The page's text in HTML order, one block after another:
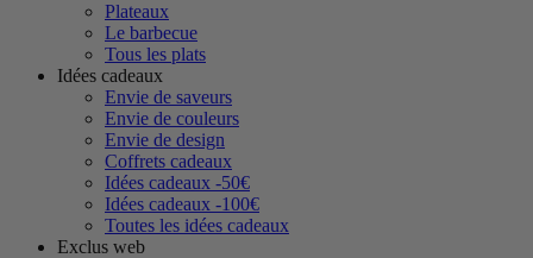
Plateaux
Le barbecue
Tous les plats
Idées cadeaux
Envie de saveurs
Envie de couleurs
Envie de design
Coffrets cadeaux
Idées cadeaux -50€
Idées cadeaux -100€
Toutes les idées cadeaux
Exclus web